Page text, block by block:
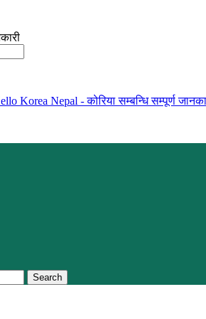
Korea Nepal - कोरिया सम्बन्धि सम्पूर्ण